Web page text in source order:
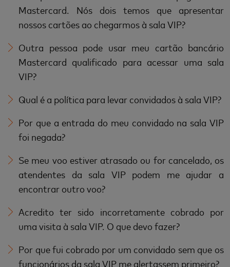
Mastercard. Nós dois temos que apresentar
nossos cartões ao chegarmos à sala VIP?
Outra pessoa pode usar meu cartão bancário
Mastercard qualificado para acessar uma sala
VIP?
Qual é a política para levar convidados à sala VIP?
Por que a entrada do meu convidado na sala VIP
foi negada?
Se meu voo estiver atrasado ou for cancelado, os
atendentes da sala VIP podem me ajudar a
encontrar outro voo?
Acredito ter sido incorretamente cobrado por
uma visita à sala VIP. O que devo fazer?
Por que fui cobrado por um convidado sem que os
funcionários da sala VIP me alertassem primeiro?